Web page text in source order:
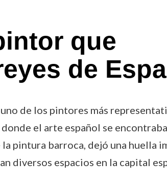
que
de
de los pintores más
el arte español se
pintura barroca, dejó una huella
diversos espacios en la capital